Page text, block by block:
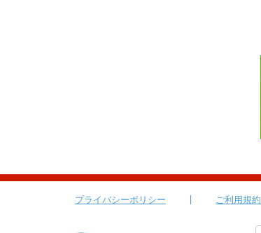
プライバシーポリシー ご利用規約